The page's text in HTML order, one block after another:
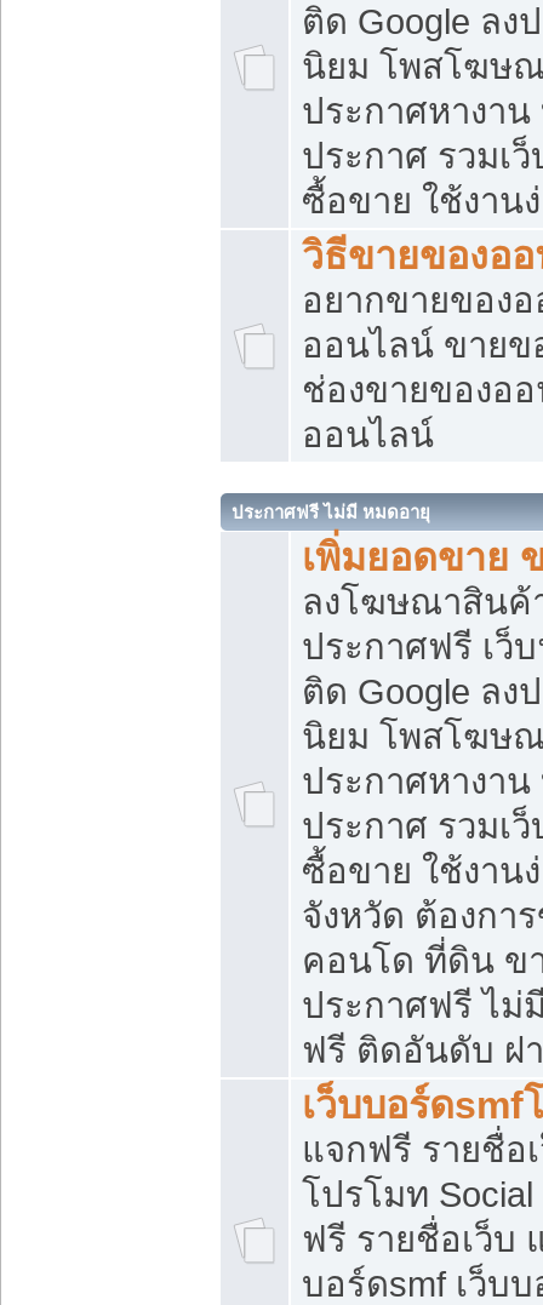
ติด Google ลง
นิยม โพสโฆษ
ประกาศหางาน
ประกาศ รวมเ
ซื้อขาย ใช้งาน
วิธีขายของอ
อยากขายของ
ออนไลน์ ขายข
ช่องขายของอ
ออนไลน์
ประกาศฟรี ไม่มี หมดอายุ
เพิ่มยอดขาย
ลงโฆษณาสิน
ประกาศฟรี เว็
ติด Google ลง
นิยม โพสโฆษ
ประกาศหางาน
ประกาศ รวมเ
ซื้อขาย ใช้งาน
จังหวัด ต้องกา
คอนโด ที่ดิน ข
ประกาศฟรี ไม่
ฟรี ติดอันดับ ฝ
เว็บบอร์ดsmf
แจกฟรี รายชื่อ
โปรโมท
ฟรี รายชื่อเว็บ
บอร์ดsmf เว็บ